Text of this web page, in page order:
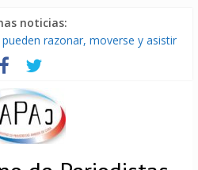
noticias:
razonar, moverse y asistir
contra Cuba apuntan a la
y China
marchan para que no se
fotovoltaicos recibidos desde